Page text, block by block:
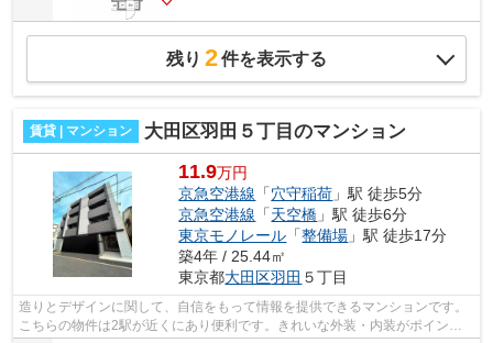
残り 2件を表示する
賃貸 | マンション 大田区羽田５丁目のマンション
11.9万円
京急空港線 「穴守稲荷 」駅 徒歩5分
京急空港線 「天空橋 」駅 徒歩6分
東京モノレール 「整備場 」駅 徒歩17分
築4年 / 25.44㎡
東京都大田区羽田 ５丁目
造りとデザインに関して、自信をもって情報を提供できるマンションです。
こちらの物件は2駅が近くにあり便利です。きれいな外装・内装がポイン